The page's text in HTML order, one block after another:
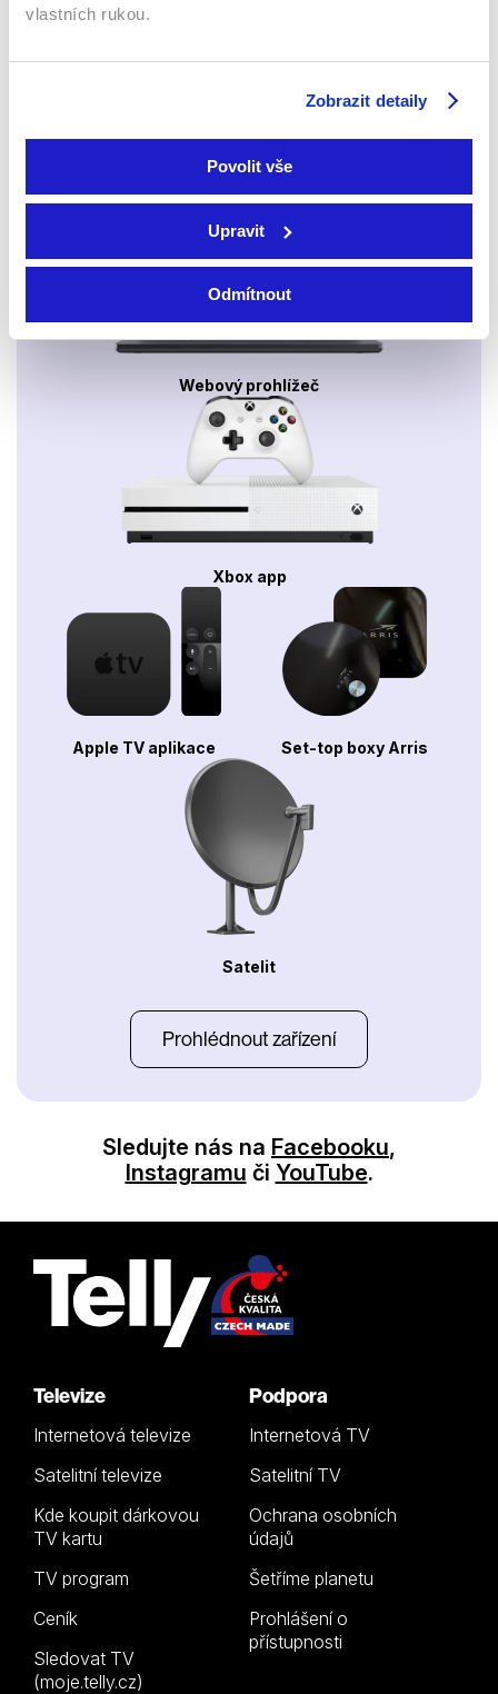
vlastních rukou.
Zobrazit detaily
Povolit vše
Upravit
Odmítnout
Mobily a tablety (Android a Apple)
Webový prohlížeč
Xbox app
Apple TV aplikace Set-top boxy Arris
Satelit
Prohlédnout zařízení
Sledujte nás na Facebooku,
Instagramu či YouTube.
Televize
Internetová televize
Satelitní televize
Kde koupit dárkovou
TV kartu
TV program
Ceník
Sledovat TV
(moje.telly.cz)
Podpora
Internetová TV
Satelitní TV
Ochrana osobních
údajů
Šetříme planetu
Prohlášení o
přístupnosti